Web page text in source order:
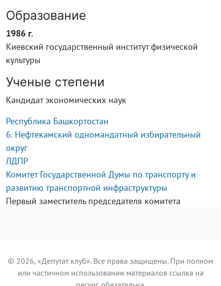
Образование
1986 г.
Киевский государственный институт физической
культуры
Ученые степени
Кандидат экономических наук
Республика Башкортостан
6. Нефтекамский одномандатный избирательный
округ
ЛДПР
Комитет Государственной Думы по транспорту и
развитию транспортной инфраструктуры
Первый заместитель председателя комитета
© 2026, «Депутат клуб». Все права защищены. При полном
или частичном использовании материалов ссылка на